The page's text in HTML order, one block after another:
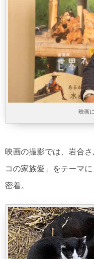
映画
映画の撮影では、岩合
コの家族愛」をテーマ
密着。